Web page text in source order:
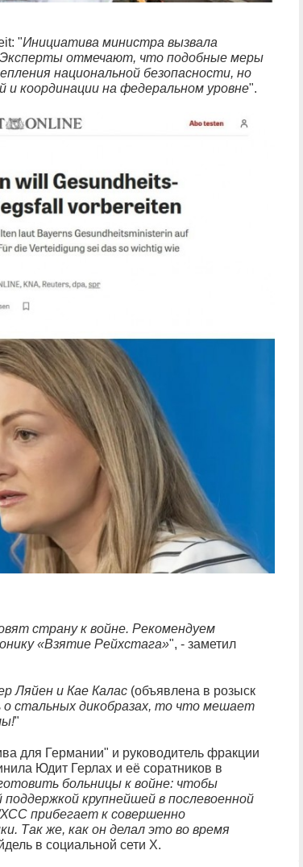
"Инициатива министра вызвала
отмечают, что подобные меры
национальной безопасности, но
координации на федеральном уровне".
страну к войне. Рекомендуем
«Взятие Рейхстага»", - заметил
Ляйен и Кае Калас (объявлена в розыск
стальных дикобразах, то что мешает
"
для Германии" и руководитель фракции
Юдит Герлах и её соратников в
больницы к войне: чтобы
крупнейшей в послевоенной
прибегает к совершенно
Так же, как он делал это во время
в социальной сети Х.